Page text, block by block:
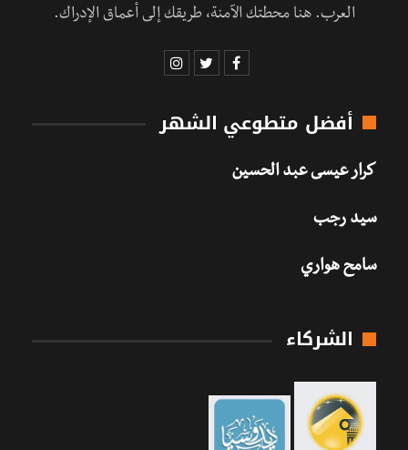
العرب. هنا محطتك الآمنة، طريقك إلى أعماق الإدراك.
أفضل متطوعي الشهر
كرار عيسى عبد الحسين
سيد رجب
سامح هواري
الشركاء